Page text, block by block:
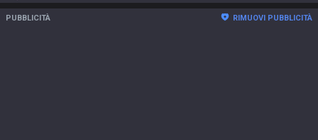
PUBBLICITÀ RIMUOVI PUBBLICITÀ